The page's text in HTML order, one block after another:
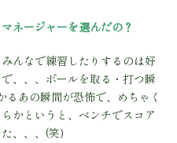
ネージャーを選んだの？
んなで練習したりするのは好
、、、 ボールを取る・打つ瞬
あの瞬間が恐怖で、めちゃく
らかというと、ベンチでスコア
、、、(笑)